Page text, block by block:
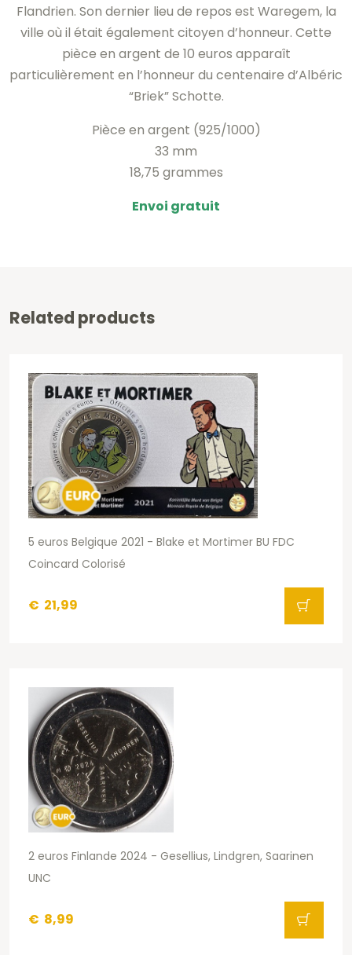
Flandrien. Son dernier lieu de repos est Waregem, la
ville où il était également citoyen d’honneur. Cette
pièce en argent de 10 euros apparaît
particulièrement en l’honneur du centenaire d’Albéric
“Briek” Schotte.
Pièce en argent (925/1000)
33 mm
18,75 grammes
Envoi gratuit
Related products
5 euros Belgique 2021 - Blake et Mortimer BU FDC
Coincard Colorisé
€ 21,99
2 euros Finlande 2024 - Gesellius, Lindgren, Saarinen
UNC
€ 8,99